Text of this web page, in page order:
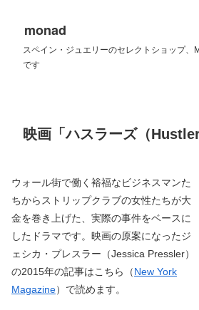
monad
スペイン・ジュエリーのセレクトショップ、
です
映画「ハスラーズ（
ウォール街で働く裕福なビジネスマンた
ちからストリップクラブの女性たちが大
金を巻き上げた、実際の事件をベースに
したドラマです。映画の原案になったジ
ェシカ・プレスラー（Jessica Pressler）
の2015年の記事はこちら（New York
Magazine）で読めます。